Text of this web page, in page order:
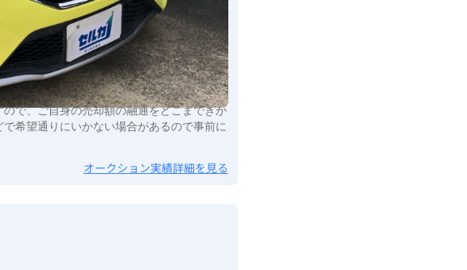
で、ご自身の売却額の融通をどこまできか
希望通りにいかない場合があるので事前に
オークション実績詳細を見る